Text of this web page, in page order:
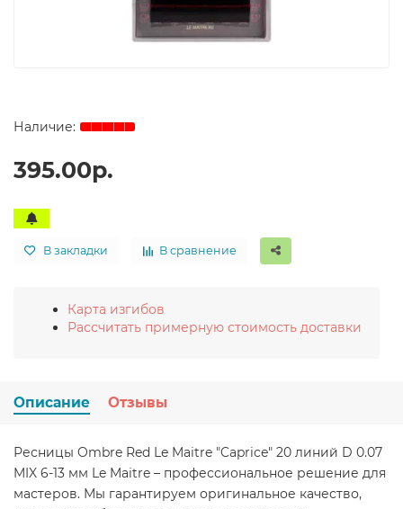
395.00р.
В закладки В сравнение
Карта изгибов
Рассчитать примерную стоимость доставки
Описание Отзывы
Ресницы Ombre Red Le Maitre "Caprice" 20 линий D 0.07
MIX 6-13 мм Le Maitre – профессиональное решение для
мастеров. Мы гарантируем оригинальное качество,